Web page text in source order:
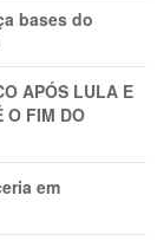
bases do
APÓS LULA E
O FIM DO
em